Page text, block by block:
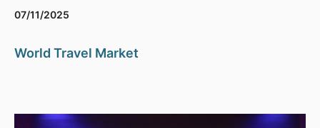
07/11/2025
World Travel Market